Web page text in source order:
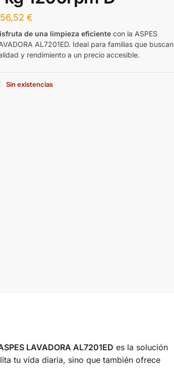
€
de una limpieza eficiente con la ASPES
AL7201ED. Ideal para familias que buscan
y rendimiento a un precio accesible.
Sin existencias
LAVADORA AL7201ED es la solución
tu vida diaria, sino que también ofrece